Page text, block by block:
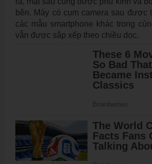
bên. Máy có cụm camera sau được
các mẫu smartphone khác trong
vẫn được sắp xếp theo chiều dọc.